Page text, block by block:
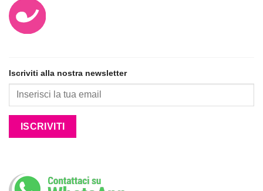
Iscriviti alla nostra newsletter